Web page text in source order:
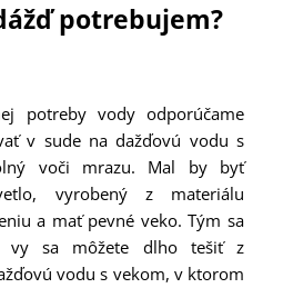
potrebujem?
potreby vody odporúčame
v sude na dažďovú vodu s
voči mrazu. Mal by byť
vyrobený z materiálu
a mať pevné veko. Tým sa
vy sa môžete dlho tešiť z
vodu s vekom, v ktorom